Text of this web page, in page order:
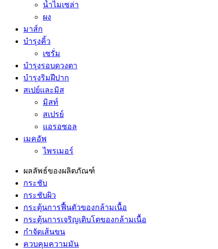
น้ำไมเซล่า
ผง
มาส์ก
บำรุงคิ้ว
เซรั่ม
บำรุงรอบดวงตา
บำรุงริมฝีปาก
สเปย์และมิส
มิสท์
สเปรย์
แอรอซอล
เมคอัพ
ไพรเมอร์
ผลลัพธ์ของผลิตภัณฑ์
กระชับ
กระชับผิว
กระตุ้นการฟื้นตัวของกล้ามเนื้อ
กระตุ้นการเจริญเติบโตของกล้ามเนื้อ
กำจัดเส้นขน
ควบคุมความมัน